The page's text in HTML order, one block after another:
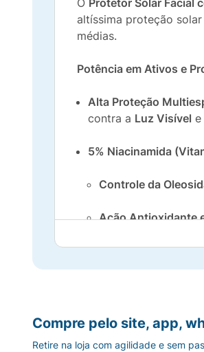
O Protetor Solar Facial
altíssima proteção solar
médias.
Potência em Ativos e
Alta Proteção
contra a Luz Visível e
5% Niacinamida
Controle da
Ação Antioxidante
Cobertura de Base
Fórmula Segura e
Compre pelo site, app,
Retire na loja com agilidade e sem